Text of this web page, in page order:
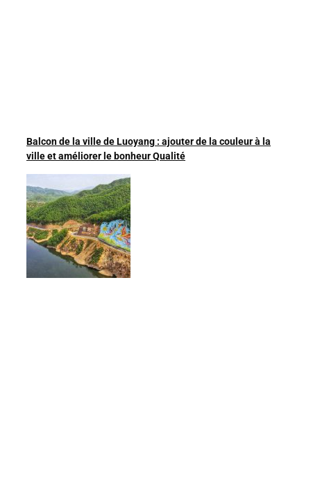
Balcon de la ville de Luoyang : ajouter de la couleur à la
ville et améliorer le bonheur Qualité